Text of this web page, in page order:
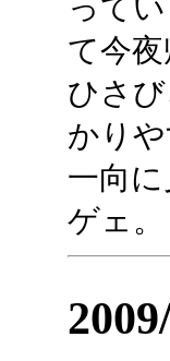
って
て今
ひさ
かり
一向
ゲェ。